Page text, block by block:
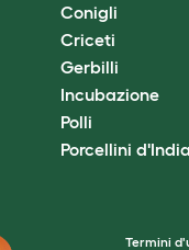
Conigli
Criceti
Gerbilli
Incubazione
Polli
Porcellini d'India
Termini